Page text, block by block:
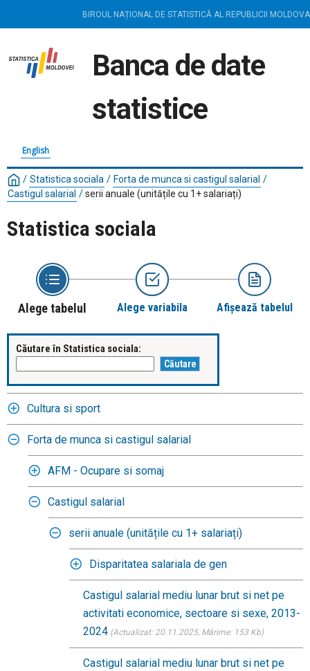
BIROUL NAȚIONAL DE STATISTICĂ AL REPUBLICII MOLDOVA
Banca de date
statistice
English
/ Statistica sociala / Forta de munca si castigul salarial /
Castigul salarial /serii anuale (unitățile cu 1+ salariați)
Statistica sociala
Alege tabelul Alege variabila Afișează tabelul
Căutare în Statistica sociala:
Cultura si sport
Forta de munca si castigul salarial
AFM - Ocupare si somaj
Castigul salarial
serii anuale (unitățile cu 1+ salariați)
Disparitatea salariala de gen
Castigul salarial mediu lunar brut si net pe
activitati economice, sectoare si sexe, 2013-
2024 (Actualizat: 20.11.2025, Mărime: 153 Kb)
Castigul salarial mediu lunar brut si net pe